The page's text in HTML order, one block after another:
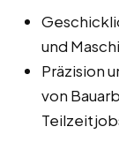
und
Präzision
von